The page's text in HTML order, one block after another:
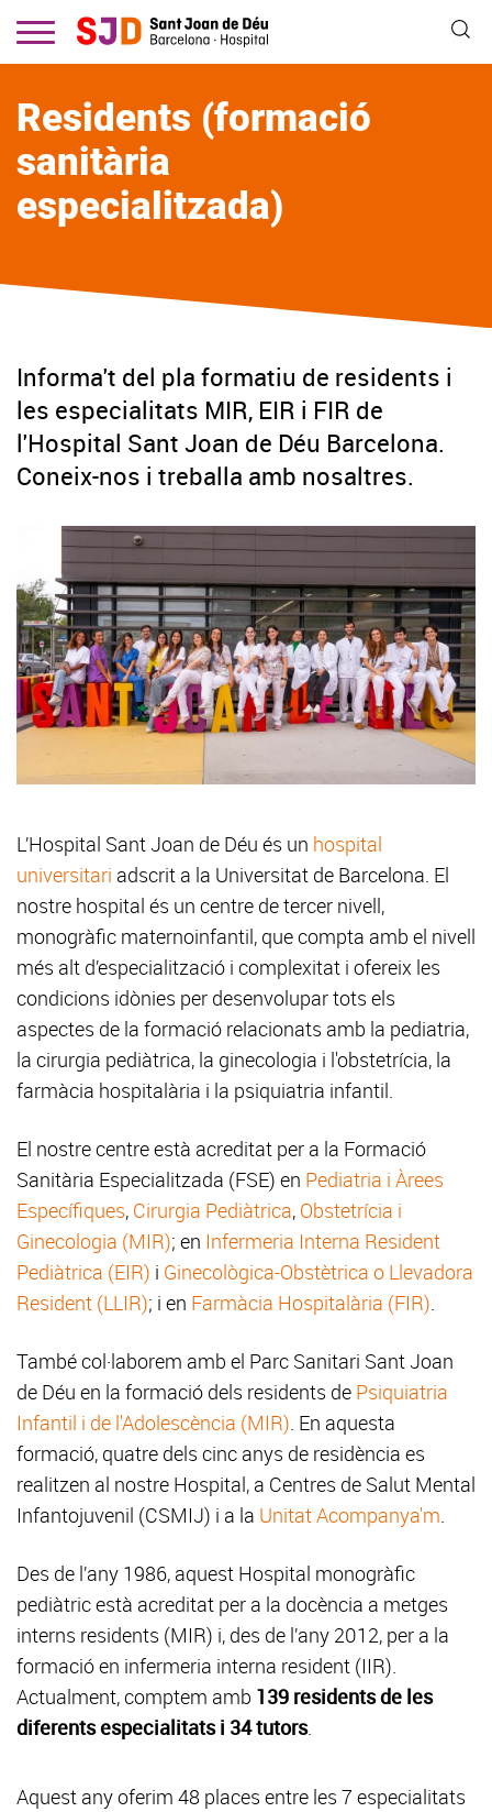
contingut
Residents (formació
sanitària
especialitzada)
Informa't del pla formatiu de residents i
les especialitats MIR, EIR i FIR de
l'Hospital Sant Joan de Déu Barcelona.
Coneix-nos i treballa amb nosaltres.
L’Hospital Sant Joan de Déu és un hospital
universitari adscrit a la Universitat de Barcelona. El
nostre hospital és un centre de tercer nivell,
monogràfic maternoinfantil, que compta amb el nivell
més alt d’especialització i complexitat i ofereix les
condicions idònies per desenvolupar tots els
aspectes de la formació relacionats amb la pediatria,
la cirurgia pediàtrica, la ginecologia i l'obstetrícia, la
farmàcia hospitalària i la psiquiatria infantil.
El nostre centre està acreditat per a la Formació
Sanitària Especialitzada (FSE) en Pediatria i Àrees
Específiques, Cirurgia Pediàtrica, Obstetrícia i
Ginecologia (MIR); en Infermeria Interna Resident
Pediàtrica (EIR) i Ginecològica-Obstètrica o Llevadora
Resident (LLIR); i en Farmàcia Hospitalària (FIR).
També col·laborem amb el Parc Sanitari Sant Joan
de Déu en la formació dels residents de Psiquiatria
Infantil i de l'Adolescència (MIR). En aquesta
formació, quatre dels cinc anys de residència es
realitzen al nostre Hospital, a Centres de Salut Mental
Infantojuvenil (CSMIJ) i a la Unitat Acompanya'm.
Des de l’any 1986, aquest Hospital monogràfic
pediàtric està acreditat per a la docència a metges
interns residents (MIR) i, des de l’any 2012, per a la
formació en infermeria interna resident (IIR).
Actualment, comptem amb 139 residents de les
diferents especialitats i 34 tutors.
Aquest any oferim 48 places entre les 7 especialitats